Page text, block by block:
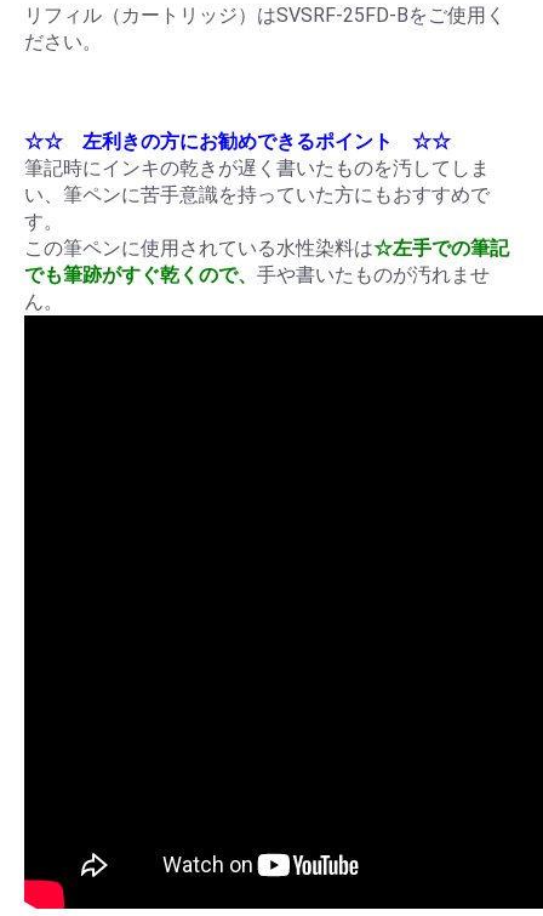
リフィル（カートリッジ）はSVSRF-25FD-Bをご使用く
ださい。
☆☆ 左利きの方にお勧めできるポイント ☆☆
筆記時にインキの乾きが遅く書いたものを汚してしま
い、筆ペンに苦手意識を持っていた方にもおすすめで
す。
この筆ペンに使用されている水性染料は☆左手での筆記
でも筆跡がすぐ乾くので、 手や書いたものが汚れませ
ん。